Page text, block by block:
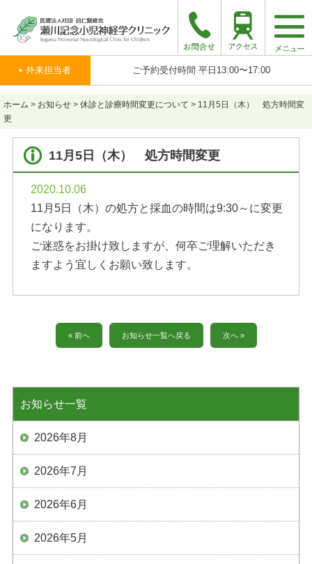
外来担当者 ご予約受付時間 平日13:00〜17:00
ホーム > お知らせ > 休診と診療時間変更について > 11月5日（木） 処方時間変
更
11月5日（木） 処方時間変更
2020.10.06
11月5日（木）の処方と採血の時間は9:30～に変更
になります。
ご迷惑をお掛け致しますが、何卒ご理解いただき
ますよう宜しくお願い致します。
« 前へ お知らせ一覧へ戻る 次へ »
お知らせ一覧
2026年8月
2026年7月
2026年6月
2026年5月